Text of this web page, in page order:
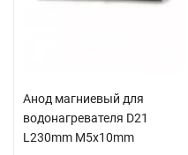
Анод магниевый для
водонагревателя D21
L230mm M5x10mm